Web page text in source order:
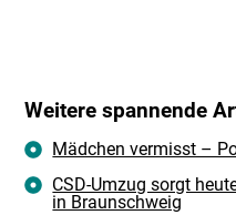
Weitere spannende
Mädchen vermisst –
CSD-Umzug sorgt
in Braunschweig